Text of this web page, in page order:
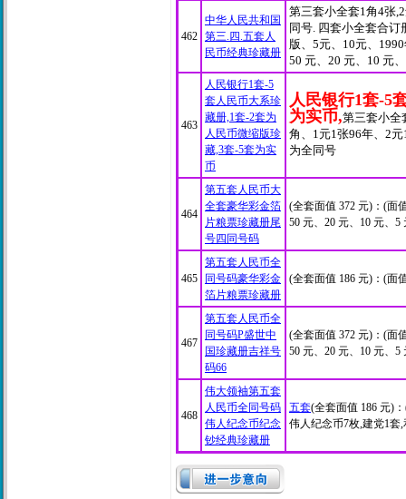
462
中华人民共和国
第三.四.五套人
民币经典珍藏册
第三套小全套1角4张
同号. 四套小全套合
版、5元、10元、
50 元、20 元、10 元
463
人民银行1套-5
套人民币大系珍
藏册,1套-2套为
人民币微缩版珍
藏,3套-5套为实
币
人民银行1套-5
为实币,第三套小全
角、1元1张96年、2
为全同号
464
第五套人民币大
全套豪华彩金箔
片粮票珍藏册尾
号四同号码
(全套面值 372 元)：(面
50 元、20 元、10 元、
465
第五套人民币全
同号码豪华彩金
箔片粮票珍藏册
(全套面值 186 元)：(面
467
第五套人民币全
同号码P盛世中
国珍藏册吉祥号
码66
(全套面值 372 元)：(面
50 元、20 元、10 元、5
468
伟大领袖第五套
人民币全同号码
伟人纪念币纪念
钞经典珍藏册
五套(全套面值 186 元)
伟人纪念币7枚,建党1套